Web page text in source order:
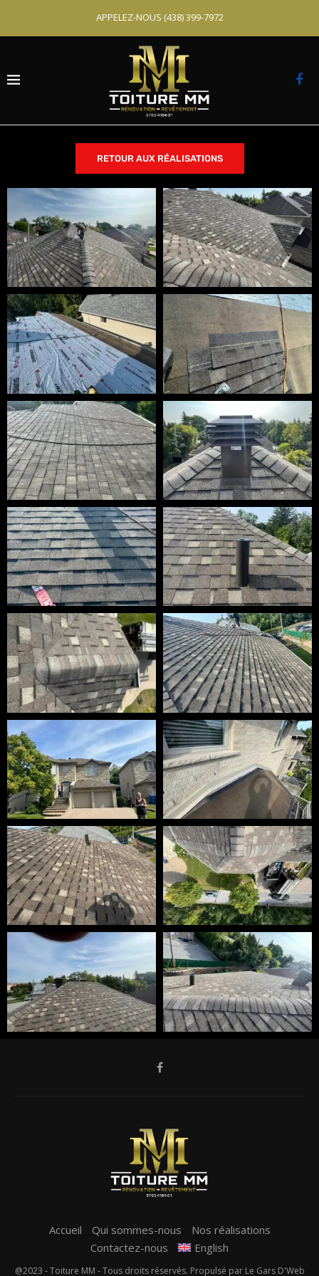
APPELEZ-NOUS (438) 399-7972
RETOUR AUX RÉALISATIONS
Accueil Qui sommes-nous
Nos réalisations
Contactez-nous
English
@2023 - Toiture MM - Tous droits réservés. Propulsé par Le Gars D'Web